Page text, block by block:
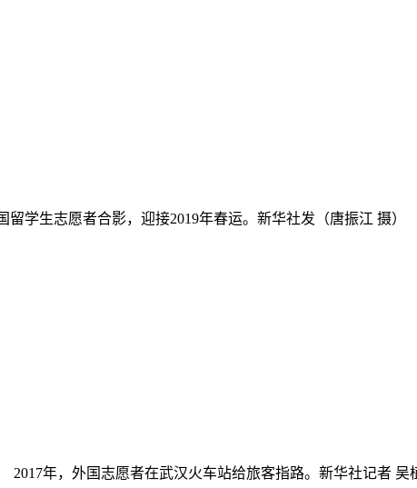
生志愿者合影，迎接2019年春运。新华社发（唐振江 摄）
年，外国志愿者在武汉火车站给旅客指路。新华社记者 吴